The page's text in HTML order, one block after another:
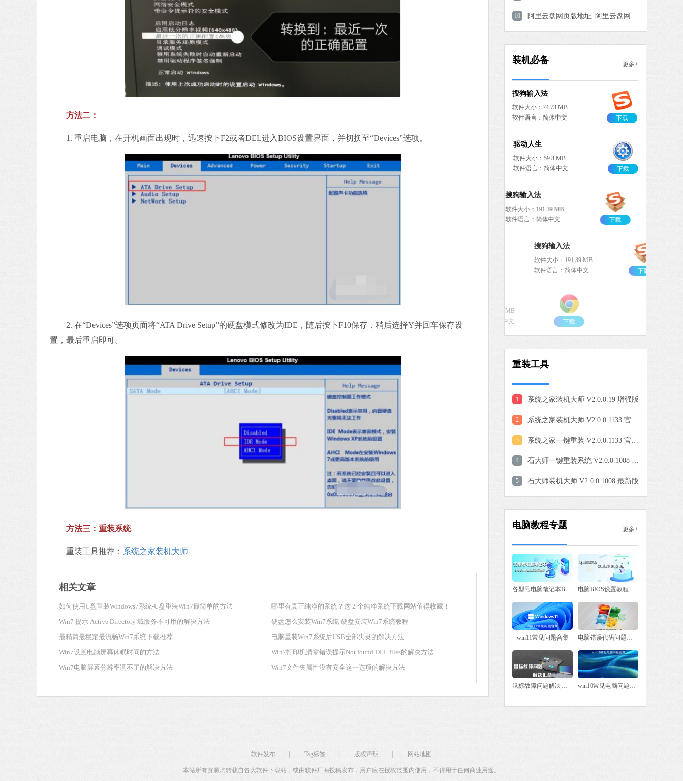
方法二：
1. 重启电脑，在开机画面出现时，迅速按下F2或者DEL进入BIOS设置界面，并切换至“Devices”选项。
2. 在“Devices”选项页面将“ATA Drive Setup”的硬盘模式修改为IDE，随后按下F10保存，稍后选择Y并回车保存设
置，最后重启即可。
方法三：重装系统
重装工具推荐： 系统之家装机大师
相关文章
如何使用U盘重装Windows7系统-U盘重装Win7最简单的方法
哪里有真正纯净的系统？这 2 个纯净系统下载网站值得收藏！
Win7 提示 Active Directory 域服务不可用的解决方法
硬盘怎么安装Win7系统-硬盘安装Win7系统教程
最精简最稳定最流畅Win7系统下载推荐
电脑重装Win7系统后USB全部失灵的解决方法
Win7设置电脑屏幕休眠时间的方法
Win7打印机清零错误提示Not found DLL files的解决方法
Win7电脑屏幕分辨率调不了的解决方法
Win7文件夹属性没有安全这一选项的解决方法
10 阿里云盘网页版地址_阿里云盘网页版入口网址分享
装机必备 更多+
软件语言：简体中文
下载
搜狗输入法
软件大小：74.73 MB
软件语言：简体中文
下载
驱动人生
软件大小：59.8 MB
软件语言：简体中文
下载
搜狗输入法
软件大小：191.39 MB
软件语言：简体中文
下载
搜狗输入法
软件大小：191.39 MB
软件语言：简体中文
软件大小：75.29 MB
软件语言：简体中文
爱奇艺
软件语言：简体中文
软件语言：简体中文
软件语言：简体中文
重装工具
1 系统之家装机大师 V2.0.0.19 增强版
2 系统之家装机大师 V2.0.0.1133 官方版
3 系统之家一键重装 V2.0.0.1133 官方版
4 石大师一键重装系统 V2.0.0.1008 官方版
5 石大师装机大师 V2.0.0.1008 最新版
电脑教程专题 更多+
各型号电脑笔记本BIOS设置U盘启动项教学 电脑BIOS设置教程专栏
win11常见问题合集 电脑错误代码问题大全
鼠标故障问题解决汇总 win10常见电脑问题合集
软件发布 Tag标签 版权声明 网站地图
本站所有资源均转载自各大软件下载站，或由软件厂商投稿发布，用户应在授权范围内使用，不得用于任何商业用途。